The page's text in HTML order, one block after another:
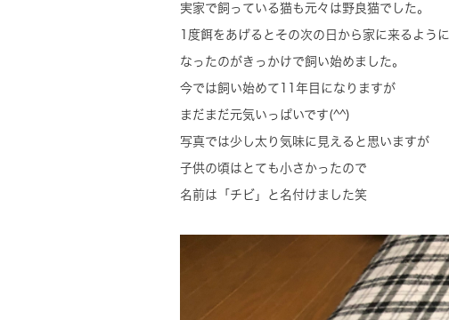
実家で飼っている猫も元々は野良猫でした。
1度餌をあげるとその次の日から家に来るように
なったのがきっかけで飼い始めました。
今では飼い始めて11年目になりますが
まだまだ元気いっぱいです(^^)
写真では少し太り気味に見えると思いますが
子供の頃はとても小さかったので
名前は「チビ」と名付けました笑